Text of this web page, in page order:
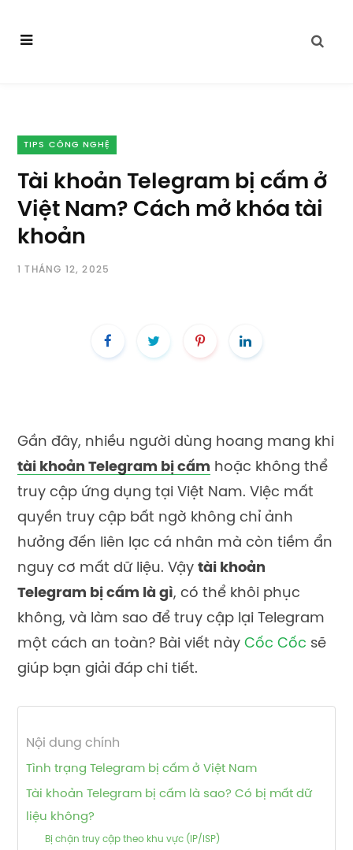
TIPS CÔNG NGHỆ
Tài khoản Telegram bị cấm ở
Việt Nam? Cách mở khóa tài
khoản
1 THÁNG 12, 2025
Gần đây, nhiều người dùng hoang mang khi
tài khoản Telegram bị cấm hoặc không thể
truy cập ứng dụng tại Việt Nam. Việc mất
quyền truy cập bất ngờ không chỉ ảnh
hưởng đến liên lạc cá nhân mà còn tiềm ẩn
nguy cơ mất dữ liệu. Vậy tài khoản
Telegram bị cấm là gì, có thể khôi phục
không, và làm sao để truy cập lại Telegram
một cách an toàn? Bài viết này Cốc Cốc sẽ
giúp bạn giải đáp chi tiết.
Nội dung chính
Tình trạng Telegram bị cấm ở Việt Nam
Tài khoản Telegram bị cấm là sao? Có bị mất dữ
liệu không?
Bị chặn truy cập theo khu vực (IP/ISP)